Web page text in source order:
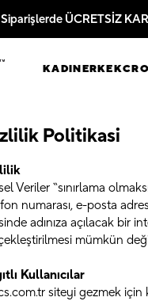
ÜCRETSİZ
KADINERKEK
Politikasi
Veriler “sınırlama
numarası, e-posta
adınıza açılacak bir
mümkün
Kullanıcılar
siteyi gezmek için